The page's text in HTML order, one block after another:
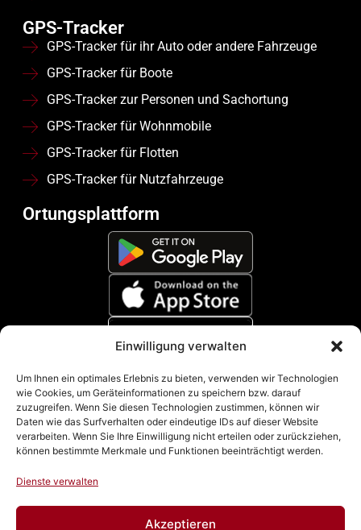
Einwilligung verwalten
Um Ihnen ein optimales Erlebnis zu bieten, verwenden wir Technologien
wie Cookies, um Geräteinformationen zu speichern bzw. darauf
zuzugreifen. Wenn Sie diesen Technologien zustimmen, können wir
Daten wie das Surfverhalten oder eindeutige IDs auf dieser Website
verarbeiten. Wenn Sie Ihre Einwilligung nicht erteilen oder zurückziehen,
können bestimmte Merkmale und Funktionen beeinträchtigt werden.
Dienste verwalten
Akzeptieren
GPS-Tracker
GPS-Tracker für ihr Auto oder andere Fahrzeuge
GPS-Tracker für Boote
GPS-Tracker zur Personen und Sachortung
GPS-Tracker für Wohnmobile
GPS-Tracker für Flotten
GPS-Tracker für Nutzfahrzeuge
Ortungsplattform
Zahlungsmethoden